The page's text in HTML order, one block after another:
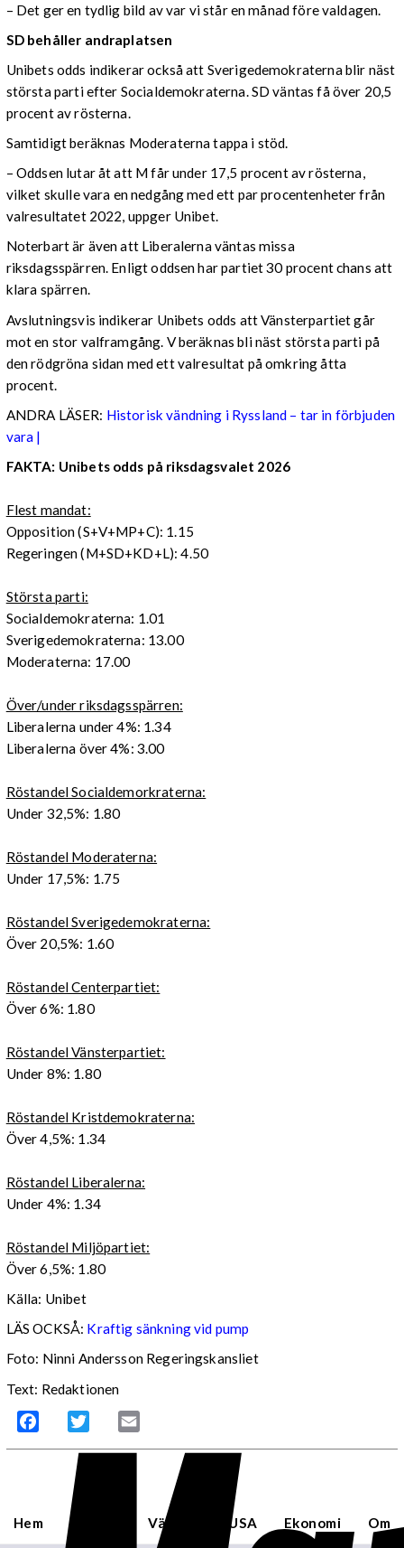
– Det ger en tydlig bild av var vi står en månad före valdagen.
SD behåller andraplatsen
Unibets odds indikerar också att Sverigedemokraterna blir näst
största parti efter Socialdemokraterna. SD väntas få över 20,5
procent av rösterna.
Samtidigt beräknas Moderaterna tappa i stöd.
– Oddsen lutar åt att M får under 17,5 procent av rösterna,
vilket skulle vara en nedgång med ett par procentenheter från
valresultatet 2022, uppger Unibet.
Noterbart är även att Liberalerna väntas missa
riksdagsspärren. Enligt oddsen har partiet 30 procent chans att
klara spärren.
Avslutningsvis indikerar Unibets odds att Vänsterpartiet går
mot en stor valframgång. V beräknas bli näst största parti på
den rödgröna sidan med ett valresultat på omkring åtta
procent.
ANDRA LÄSER: Historisk vändning i Ryssland – tar in förbjuden
vara |
FAKTA: Unibets odds på riksdagsvalet 2026
Flest mandat:
Opposition (S+V+MP+C): 1.15
Regeringen (M+SD+KD+L): 4.50
Största parti:
Socialdemokraterna: 1.01
Sverigedemokraterna: 13.00
Moderaterna: 17.00
Över/under riksdagsspärren:
Liberalerna under 4%: 1.34
Liberalerna över 4%: 3.00
Röstandel Socialdemorkraterna:
Under 32,5%: 1.80
Röstandel Moderaterna:
Under 17,5%: 1.75
Röstandel Sverigedemokraterna:
Över 20,5%: 1.60
Röstandel Centerpartiet:
Över 6%: 1.80
Röstandel Vänsterpartiet:
Under 8%: 1.80
Röstandel Kristdemokraterna:
Över 4,5%: 1.34
Röstandel Liberalerna:
Under 4%: 1.34
Röstandel Miljöpartiet:
Över 6,5%: 1.80
Källa: Unibet
LÄS OCKSÅ: Kraftig sänkning vid pump
Foto: Ninni Andersson Regeringskansliet
Text: Redaktionen
Facebook Twitter
Hem Sverige Världen USA Ekonomi Om